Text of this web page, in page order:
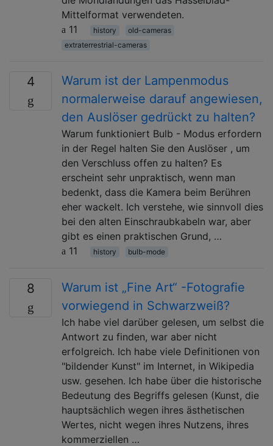
Mittelformat verwendeten.
11
history
old-cameras
extraterrestrial-cameras
4
Warum ist der Lampenmodus
normalerweise darauf angewiesen,
den Auslöser gedrückt zu halten?
Warum funktioniert Bulb - Modus erfordern
in der Regel halten Sie den Auslöser , um
den Verschluss offen zu halten? Es
erscheint sehr unpraktisch, wenn man
bedenkt, dass die Kamera beim Berühren
eher wackelt. Ich verstehe, wie sinnvoll dies
bei den alten Einschraubkabeln war, aber
gibt es einen praktischen Grund, …
11
history bulb-mode
8
Warum ist „Fine Art“ -Fotografie
vorwiegend in Schwarzweiß?
Ich habe viel darüber gelesen, um selbst die
Antwort zu finden, war aber nicht
erfolgreich. Ich habe viele Definitionen von
"bildender Kunst" im Internet, in Wikipedia
usw. gesehen. Ich habe über die historische
Bedeutung des Begriffs gelesen (Kunst, die
hauptsächlich wegen ihres ästhetischen
Wertes, nicht wegen ihres Nutzens, ihres
kommerziellen …